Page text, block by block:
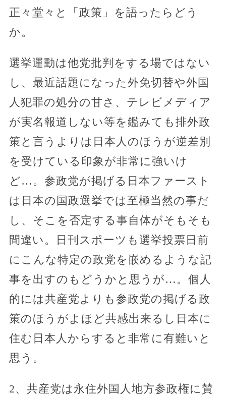
正々堂々と「政策」を語ったらどう
か。
選挙運動は他党批判をする場ではない
し、最近話題になった外免切替や外国
人犯罪の処分の甘さ、テレビメディア
が実名報道しない等を鑑みても排外政
策と言うよりは日本人のほうが逆差別
を受けている印象が非常に強いけ
ど…。参政党が掲げる日本ファースト
は日本の国政選挙では至極当然の事だ
し、そこを否定する事自体がそもそも
間違い。日刊スポーツも選挙投票日前
にこんな特定の政党を嵌めるような記
事を出すのもどうかと思うが…。個人
的には共産党よりも参政党の掲げる政
策のほうがよほど共感出来るし日本に
住む日本人からすると非常に有難いと
思う。
2、共産党は永住外国人地方参政権に賛